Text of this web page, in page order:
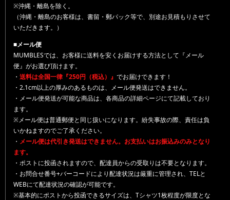
※沖縄・離島を除く。
（沖縄・離島のお客様は、書留・郵パック等で、別途お見積もりさせて
いただきます。）
■メール便
MUMBLESでは、お客様に送料を安くお届けする方法として『メール
便』がお選び頂けます。
・ 送料は全国一律『250円（税込）』 でお届けできます！
・2.1cm以上の厚みのあるものは、メール便発送はできません。
・メール便発送が可能な商品は、各商品の詳細ページにて記載しており
ます。
※メール便は普通郵便と同じ扱いになります。紛失事故の際、責任は負
いかねますのでご了承ください。
・ メール便は代引き発送はできません。お支払いはお振込みのみとなり
ます。
・ポストに投函されますので、配達員からの受取りは不要となります。
・お問合せ番号+バーコードにより配達状況は厳重に管理され、TELと
WEBにて配達状況の確認が可能です。
※基本的にポストから投函できるサイズは、Tシャツ1枚程度が限度とな